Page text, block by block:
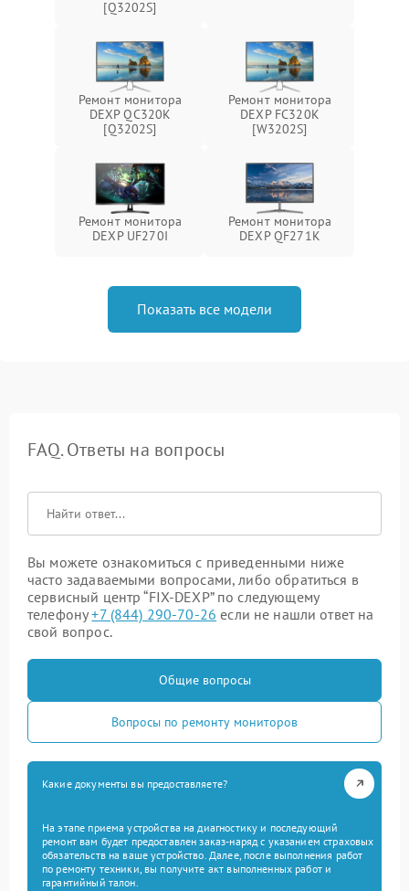
[Q3202S]
Ремонт монитора
DEXP QC320K
[Q3202S]
Ремонт монитора
DEXP FC320K
[W3202S]
Ремонт монитора
DEXP UF270I
Ремонт монитора
DEXP QF271K
Показать все модели
FAQ. Ответы на вопросы
Вы можете ознакомиться с приведенными ниже
часто задаваемыми вопросами, либо обратиться в
сервисный центр “FIX-DEXP” по следующему
телефону+7 (844) 290-70-26 если не нашли ответ на
свой вопрос.
Общие вопросы
Вопросы по ремонту мониторов
Какие документы вы предоставляете?
На этапе приема устройства на диагностику и последующий
ремонт вам будет предоставлен заказ-наряд с указанием страховых
обязательств на ваше устройство. Далее, после выполнения работ
по ремонту техники, вы получите акт выполненных работ и
гарантийный талон.